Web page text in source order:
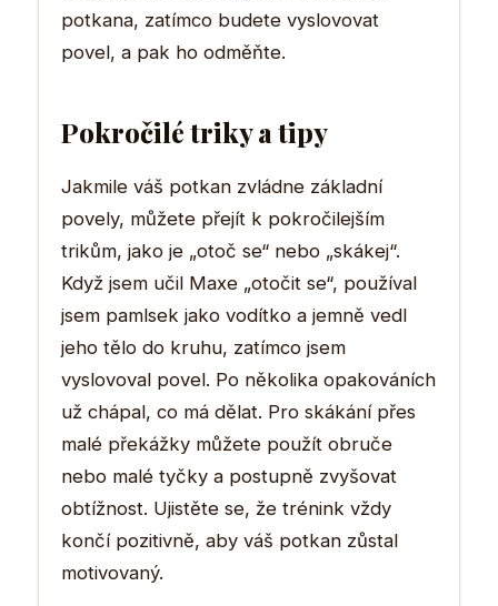
potkana, zatímco budete vyslovovat
povel, a pak ho odměňte.
Pokročilé triky a tipy
Jakmile váš potkan zvládne základní
povely, můžete přejít k pokročilejším
trikům, jako je „otoč se“ nebo „skákej“.
Když jsem učil Maxe „otočit se“, používal
jsem pamlsek jako vodítko a jemně vedl
jeho tělo do kruhu, zatímco jsem
vyslovoval povel. Po několika opakováních
už chápal, co má dělat. Pro skákání přes
malé překážky můžete použít obruče
nebo malé tyčky a postupně zvyšovat
obtížnost. Ujistěte se, že trénink vždy
končí pozitivně, aby váš potkan zůstal
motivovaný.